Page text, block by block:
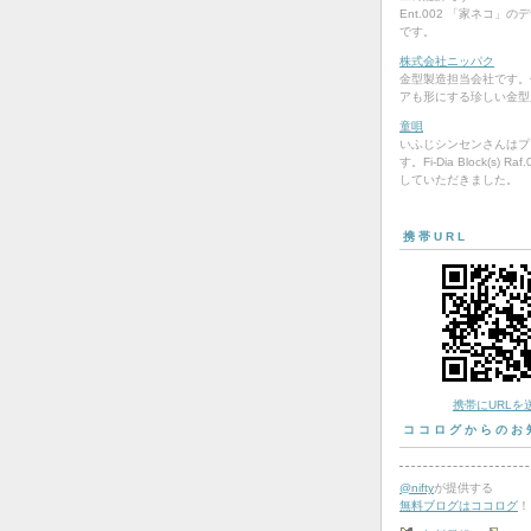
Ent.002 「家ネコ」の
です。
株式会社ニッパク
金型製造担当会社です
アも形にする珍しい金
童唄
いふじシンセンさんは
す。Fi-Dia Block(s)
していただきました。
携帯URL
携帯にURLを
ココログからのお
@niftyが提供する
無料ブログはココログ ！